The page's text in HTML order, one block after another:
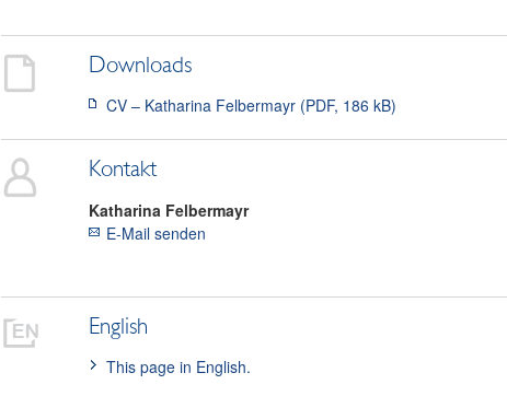
Downloads
CV – Katharina Felbermayr (PDF, 186 kB)
Kontakt
Katharina Felbermayr
E-Mail senden
English
This page in English.